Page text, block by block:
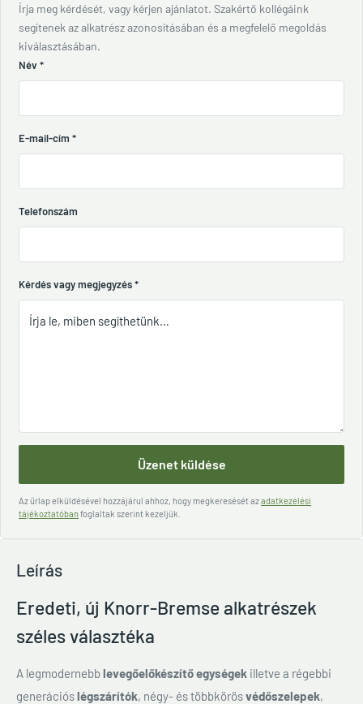
Írja meg kérdését, vagy kérjen ajánlatot. Szakértő kollégáink
segítenek az alkatrész azonosításában és a megfelelő megoldás
kiválasztásában.
Név *
E-mail-cím *
Telefonszám
Kérdés vagy megjegyzés*
Üzenet küldése
Az űrlap elküldésével hozzájárul ahhoz, hogy megkeresését azadatkezelési
tájékoztatóban foglaltak szerint kezeljük.
Leírás
Eredeti, új Knorr-Bremse alkatrészek
széles választéka
A legmodernebblevegőelőkészítő egységek illetve a régebbi
generációslégszárítók, négy- és többkörösvédőszelepek,